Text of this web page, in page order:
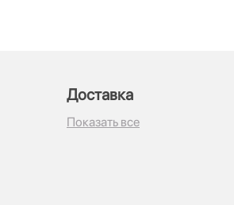
Доставка
Показать все